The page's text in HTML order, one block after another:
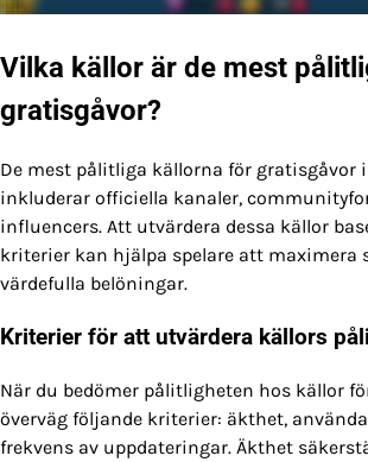
Vilka källor är de mest
gratisgåvor?
De mest pålitliga källorna för gratisgåvor
inkluderar officiella kanaler,
influencers. Att utvärdera dessa källor
kriterier kan hjälpa spelare att maximera
värdefulla belöningar.
Kriterier för att utvärdera källors
När du bedömer pålitligheten hos källor
överväg följande kriterier: äkthet,
frekvens av uppdateringar. Äkthet